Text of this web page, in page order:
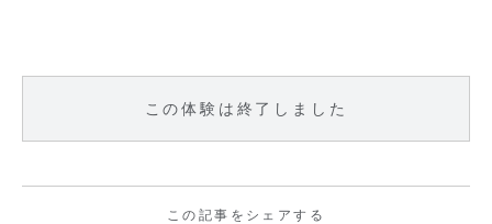
この体験は終了しました
この記事をシェアする